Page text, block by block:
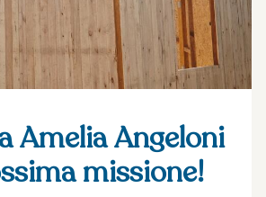
Amelia Angeloni
missione!